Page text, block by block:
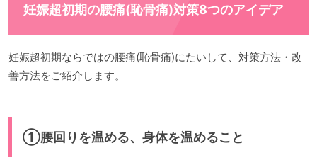
妊娠超初期の腰痛(恥骨痛)対策8つのアイデア
妊娠超初期ならではの腰痛(恥骨痛)にたいして、対策方法・改
善方法をご紹介します。
①腰回りを温める、身体を温めること